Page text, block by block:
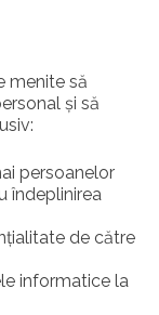
menite să
și să
persoanelor
îndeplinirea
de către
informatice la